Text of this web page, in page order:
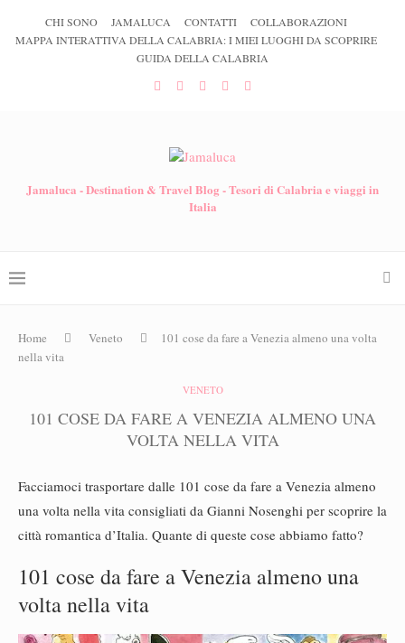
CHI SONO JAMALUCA CONTATTI
COLLABORAZIONI
MAPPA INTERATTIVA DELLA CALABRIA: I MIEI LUOGHI DA SCOPRIRE
GUIDA DELLA CALABRIA
Jamaluca - Destination & Travel Blog - Tesori di Calabria e viaggi in
Italia
Home Veneto
101 cose da fare a Venezia almeno una volta
nella vita
VENETO
101 COSE DA FARE A VENEZIA ALMENO UNA
VOLTA NELLA VITA
Facciamoci trasportare dalle 101 cose da fare a Venezia almeno
una volta nella vita consigliati da Gianni Nosenghi per scoprire la
città romantica d’Italia. Quante di queste cose abbiamo fatto?
101 cose da fare a Venezia almeno una
volta nella vita